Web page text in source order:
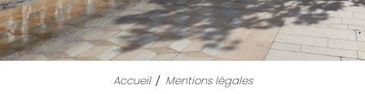
Accueil Mentions légales